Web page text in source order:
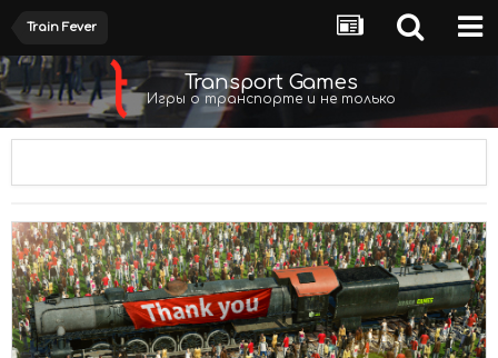
Train Fever
Transport Games
Игры о транспорте и не только